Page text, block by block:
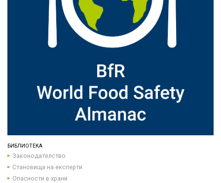
БИБЛИОТЕКА
Законодателство
Становища на експерти
Опасности в храни